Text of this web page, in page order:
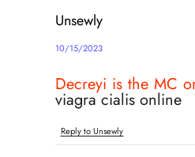
Unsewly
10/15/2023
Decreyi is the MC
viagra cialis online
Reply to Unsewly